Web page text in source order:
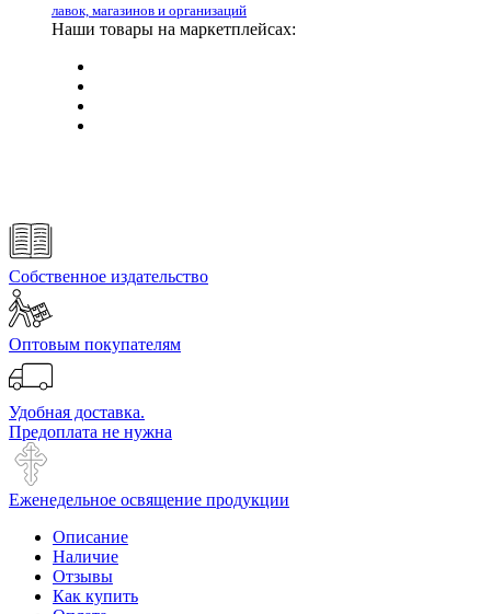
лавок, магазинов и организаций
Наши товары на маркетплейсах:
Собственное издательство
Оптовым покупателям
Удобная доставка.
Предоплата не нужна
Еженедельное освящение продукции
Описание
Наличие
Отзывы
Как купить